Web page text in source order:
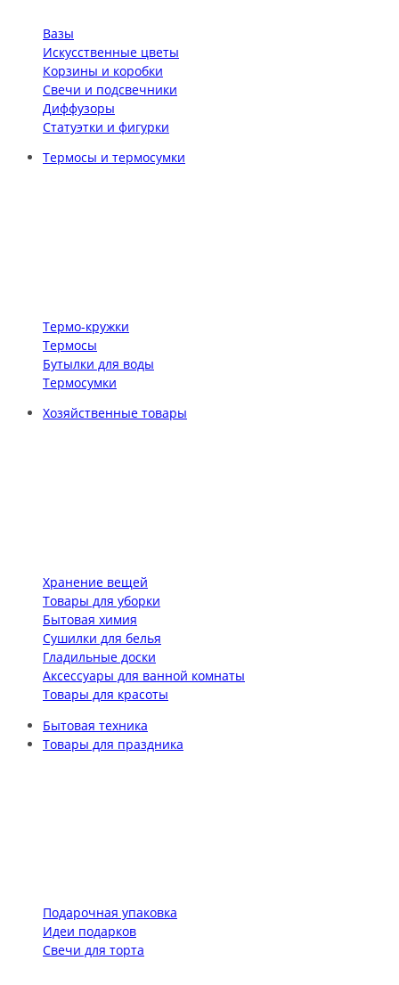
Вазы
Искусственные цветы
Корзины и коробки
Свечи и подсвечники
Диффузоры
Статуэтки и фигурки
Термосы и термосумки
Термо-кружки
Термосы
Бутылки для воды
Термосумки
Хозяйственные товары
Хранение вещей
Товары для уборки
Бытовая химия
Сушилки для белья
Гладильные доски
Аксессуары для ванной комнаты
Товары для красоты
Бытовая техника
Товары для праздника
Подарочная упаковка
Идеи подарков
Свечи для торта